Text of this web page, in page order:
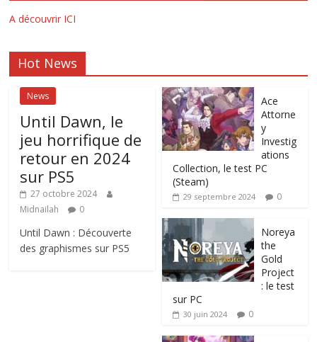
A découvrir ICI
Hot News
News
Until Dawn, le
jeu horrifique de
retour en 2024
sur PS5
27 octobre 2024
Midnailah
0
Until Dawn : Découverte
des graphismes sur PS5
Ace
Attorne
y
Investig
ations
Collection, le test PC
(Steam)
29 septembre 2024 0
Noreya
the
Gold
Project
: le test
sur PC
30 juin 2024 0